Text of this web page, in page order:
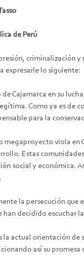
de Perú
criminalización
expresarle lo siguiente:
de Cajamarca en su
Como ya es de
para la
megaproyecto viola en
Estas
social y económica.
la persecución
han decidido escuchar
la actual orientación
así su promesa